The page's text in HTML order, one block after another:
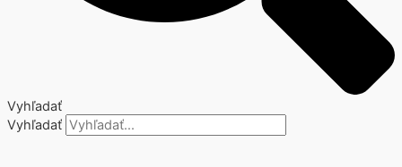
Vyhľadať
Vyhľadať